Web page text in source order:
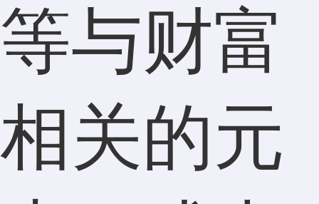
等与财富
相关的元